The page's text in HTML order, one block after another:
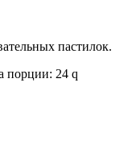
пастилок.
порции: 24 q